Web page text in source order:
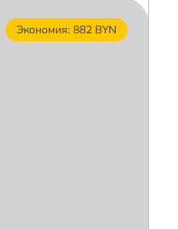
Экономия: 882 BYN